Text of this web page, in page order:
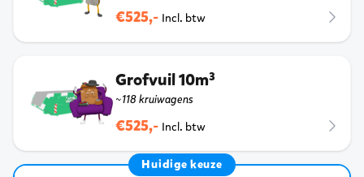
€525,- Incl. btw
Grofvuil 10m³
~118 kruiwagens
€525,- Incl. btw
Huidige keuze